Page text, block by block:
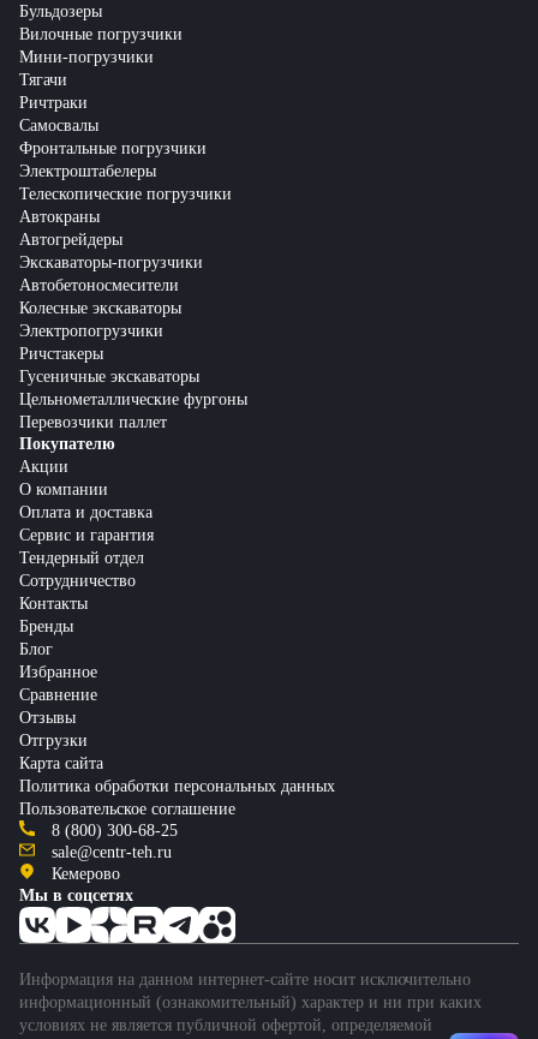
Бульдозеры
Вилочные погрузчики
Мини-погрузчики
Тягачи
Ричтраки
Самосвалы
Фронтальные погрузчики
Электроштабелеры
Телескопические погрузчики
Автокраны
Автогрейдеры
Экскаваторы-погрузчики
Автобетоносмесители
Колесные экскаваторы
Электропогрузчики
Ричстакеры
Гусеничные экскаваторы
Цельнометаллические фургоны
Перевозчики паллет
Покупателю
Акции
О компании
Оплата и доставка
Сервис и гарантия
Тендерный отдел
Сотрудничество
Контакты
Бренды
Блог
Избранное
Сравнение
Отзывы
Отгрузки
Карта сайта
Политика обработки персональных данных
Пользовательское соглашение
8 (800) 300-68-25
sale@centr-teh.ru
Кемерово
Мы в соцсетях
Информация на данном интернет-сайте носит исключительно
информационный (ознакомительный) характер и ни при каких
условиях не является публичной офертой, определяемой